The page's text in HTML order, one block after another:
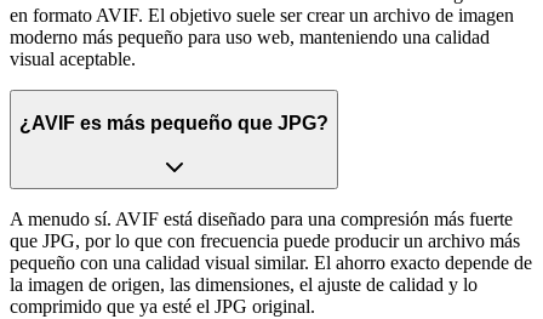
en formato AVIF. El objetivo suele ser crear un archivo de imagen
moderno más pequeño para uso web, manteniendo una calidad
visual aceptable.
¿AVIF es más pequeño que JPG?
A menudo sí. AVIF está diseñado para una compresión más fuerte
que JPG, por lo que con frecuencia puede producir un archivo más
pequeño con una calidad visual similar. El ahorro exacto depende de
la imagen de origen, las dimensiones, el ajuste de calidad y lo
comprimido que ya esté el JPG original.